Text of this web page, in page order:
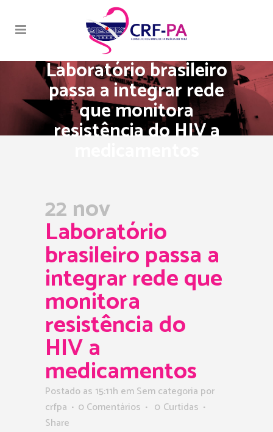
Laboratório brasileiro
passa a integrar rede
que monitora
resistência do HIV a
22 nov
Laboratório
brasileiro passa a
integrar rede que
monitora
resistência do
HIV a
medicamentos
Postado as 15:11h em Sem categoria por
crfpa
0 Comentários 0 Curtidas
Share